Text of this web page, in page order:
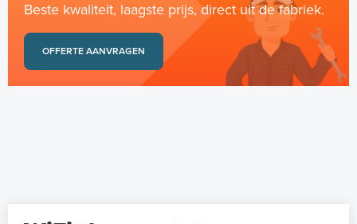
Beste kwaliteit, laagste prijs, direct uit de fabriek.
OFFERTE AANVRAGEN